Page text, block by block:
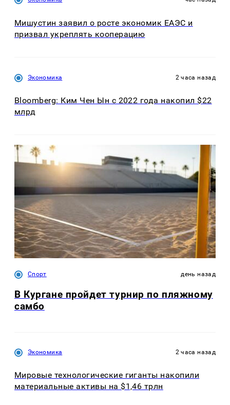
Мишустин заявил о росте экономик ЕАЭС и
призвал укреплять кооперацию
Экономика 2 часа назад
Bloomberg: Ким Чен Ын с 2022 года накопил $22
млрд
Спорт день назад
В Кургане пройдет турнир по пляжному
самбо
Экономика 2 часа назад
Мировые технологические гиганты накопили
материальные активы на $1,46 трлн